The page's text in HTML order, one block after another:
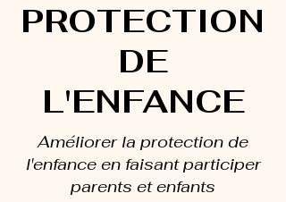
PROTECTION
DE
L'ENFANCE
Améliorer la protection de
l'enfance en faisant participer
parents et enfants